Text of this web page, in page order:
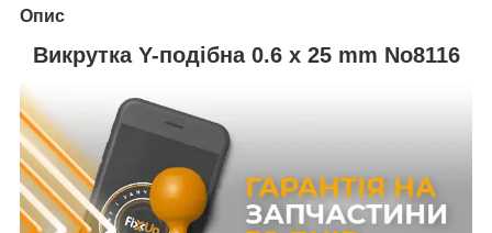
Опис
Викрутка Y-подібна 0.6 х 25 mm No8116